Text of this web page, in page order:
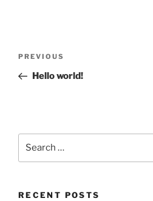
Previous
Post
PREVIOUS
Hello world!
RECENT POSTS